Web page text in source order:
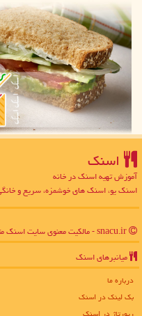
اسنك
آموزش تهیه اسنک در خانه
اسنک یو، اسنک های خوشمزه، سریع و
میانبرهای اسنك
درباره ما
بک لینک در اسنك